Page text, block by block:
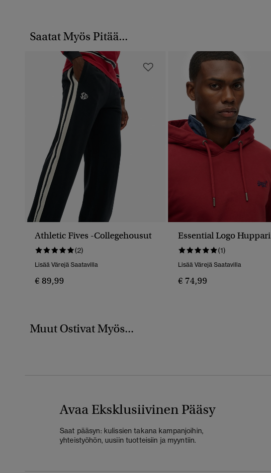
Saatat Myös Pitää...
Athletic Fives -collegehousut
(2)
Lisää Värejä Saatavilla
€ 89,99
Essential Logo Huppari
(1)
Lisää Värejä Saatavilla
€ 74,99
Muut Ostivat Myös...
Avaa Eksklusiivinen Pääsy
Saat pääsyn: kulissien takana kampanjoihin,
yhteistyöhön, uusiin tuotteisiin ja myyntiin.